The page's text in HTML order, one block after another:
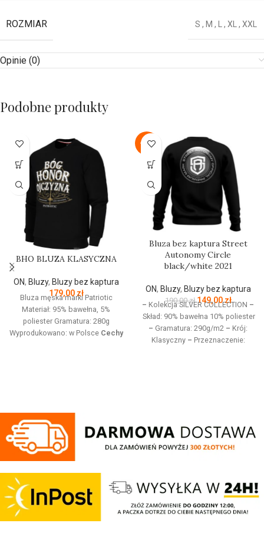
ROZMIAR S , M , L, XL, XXL
Opinie (0)
Podobne produkty
BHO BLUZA KLASYCZNA
ON, Bluzy, Bluzy bez kaptura
179,00 zł
Bluza męska marki Patriotic
Materiał: 95% bawełna, 5%
poliester Gramatura: 280g
Wyprodukowano: w Polsce Cechy
dzianiny, zwieńczony unikalnymi
metkami, sygnowanymi logo
brandu.
-22%
Bluza bez kaptura Street
Autonomy Circle
black/white 2021
ON, Bluzy, Bluzy bez kaptura
190,00zł 149,00zł
– Kolekcja SILVER COLLECTION –
Skład: 90% bawełna 10% poliester
– Gramatura: 290g/m2 – Krój:
Klasyczny – Przeznaczenie: